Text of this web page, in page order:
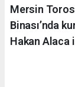
Mersin
Binası’nda
Hakan Alaca